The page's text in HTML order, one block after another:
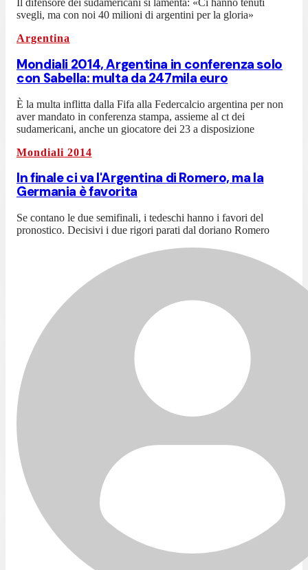
Il difensore dei sudamericani si lamenta: «Ci hanno tenuti
svegli, ma con noi 40 milioni di argentini per la gloria»
Argentina
Mondiali 2014, Argentina in conferenza solo
con Sabella: multa da 247mila euro
È la multa inflitta dalla Fifa alla Federcalcio argentina per non
aver mandato in conferenza stampa, assieme al ct dei
sudamericani, anche un giocatore dei 23 a disposizione
Mondiali 2014
In finale ci va l'Argentina di Romero, ma la
Germania è favorita
Se contano le due semifinali, i tedeschi hanno i favori del
pronostico. Decisivi i due rigori parati dal doriano Romero